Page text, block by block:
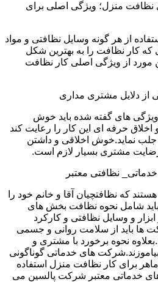
نظافت منزل؛ ویژگی اصلی برای
از هر گونه وسایل نظافتی و مواد
که کار نظافت را به بهترین شکل
مورد از ویژگی اصلی کار نظافت
از دلایل مشتری مداری
های گفته شده باید خوش
حرفه ای این کار را رعایت کند
نماید.خوش اخلاقی و داشتن
مشتری بسیار لازم است.
نظافتی معتبر
که نظافتچیان آقا و خانم خود را
شامل نحوه نظافت بخش های
و وسایل نظافتی و کارکرد
ها باید از سلامت روانی و جسمی
نحوه برخورد با مشتری و
های خدماتی گوناگونی
برای کار نظافت منزل استفاده
خدماتی معتبر شرکت پالسین می